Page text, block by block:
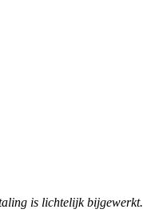
is lichtelijk bijgewerkt.